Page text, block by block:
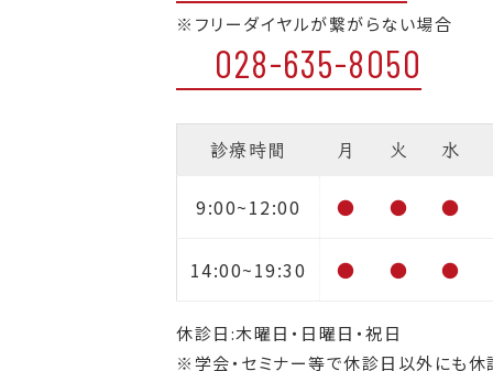
※フリーダイヤルが繋がらない場合
028-635-8050
診療時間 月 火 水
9:00~12:00 ● ● ●
14:00~19:30 ● ● ●
休診日:木曜日・日曜日・祝日
※学会・セミナー等で休診日以外にも休